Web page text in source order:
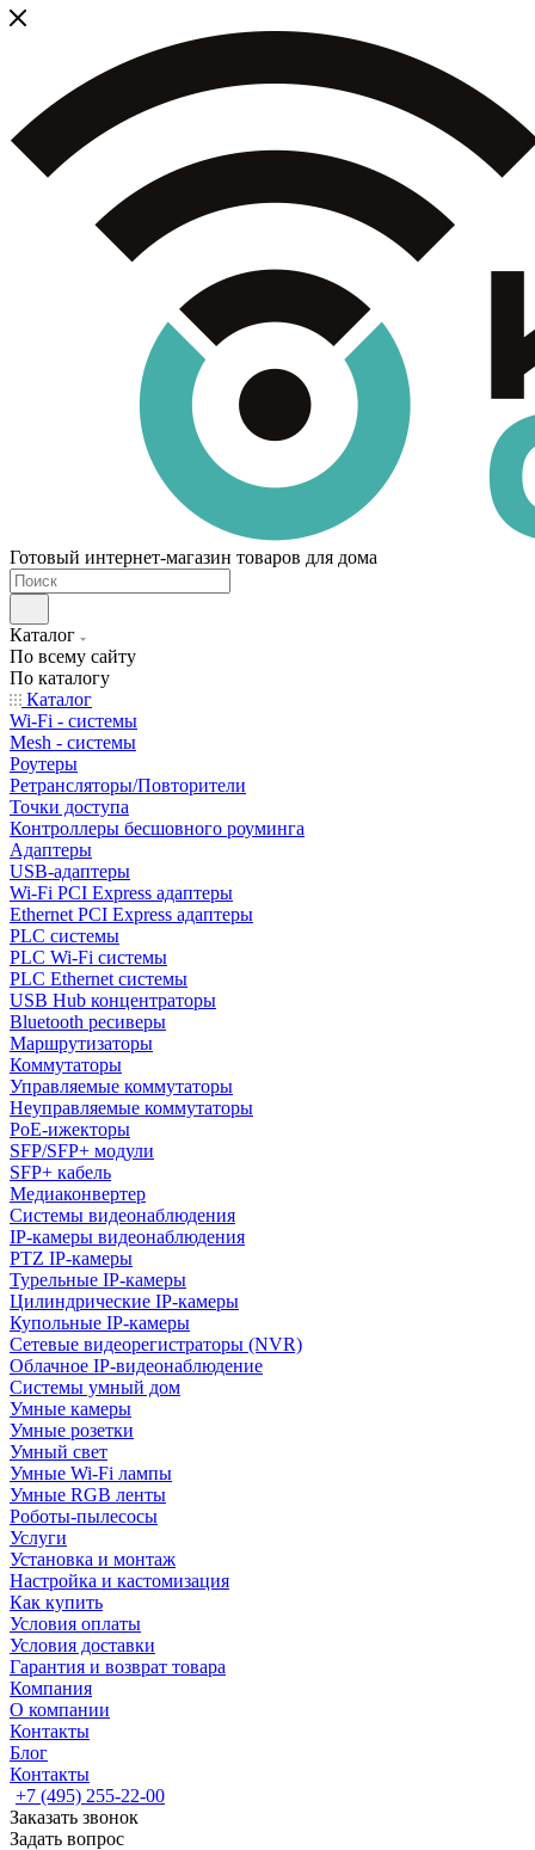
Готовый интернет-магазин товаров для дома
Каталог
По всему сайту
По каталогу
Каталог
Wi-Fi - системы
Mesh - системы
Роутеры
Ретрансляторы/Повторители
Точки доступа
Контроллеры бесшовного роуминга
Адаптеры
USB-адаптеры
Wi-Fi PCI Express адаптеры
Ethernet PCI Express адаптеры
PLC системы
PLC Wi-Fi системы
PLC Ethernet системы
USB Hub концентраторы
Bluetooth ресиверы
Маршрутизаторы
Коммутаторы
Управляемые коммутаторы
Неуправляемые коммутаторы
PoE-ижекторы
SFP/SFP+ модули
SFP+ кабель
Медиаконвертер
Системы видеонаблюдения
IP-камеры видеонаблюдения
PTZ IP-камеры
Турельные IP-камеры
Цилиндрические IP-камеры
Купольные IP-камеры
Сетевые видеорегистраторы (NVR)
Облачное IP-видеонаблюдение
Системы умный дом
Умные камеры
Умные розетки
Умный свет
Умные Wi-Fi лампы
Умные RGB ленты
Роботы-пылесосы
Услуги
Установка и монтаж
Настройка и кастомизация
Как купить
Условия оплаты
Условия доставки
Гарантия и возврат товара
Компания
О компании
Контакты
Блог
Контакты
+7 (495) 255-22-00
Заказать звонок
Задать вопрос